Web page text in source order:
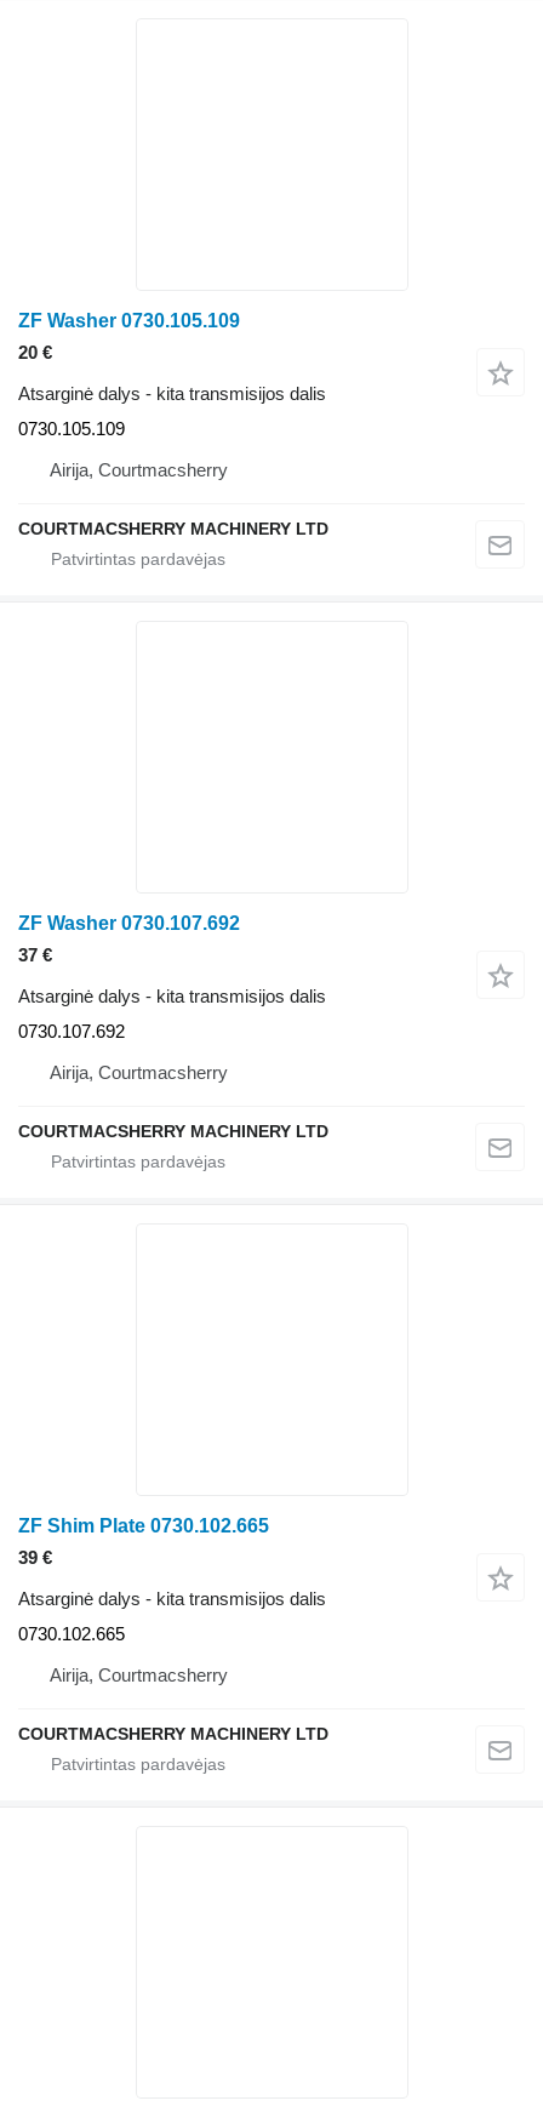
ZF Washer 0730.105.109
20 €
Atsarginė dalys - kita transmisijos dalis
0730.105.109
Airija, Courtmacsherry
COURTMACSHERRY MACHINERY LTD
ZF Washer 0730.107.692
37 €
Atsarginė dalys - kita transmisijos dalis
0730.107.692
Airija, Courtmacsherry
COURTMACSHERRY MACHINERY LTD
ZF Shim Plate 0730.102.665
39 €
Atsarginė dalys - kita transmisijos dalis
0730.102.665
Airija, Courtmacsherry
COURTMACSHERRY MACHINERY LTD